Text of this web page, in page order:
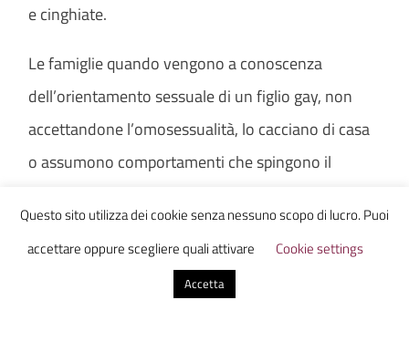
e cinghiate.
Le famiglie quando vengono a conoscenza
dell’orientamento sessuale di un figlio gay, non
accettandone l’omosessualità, lo cacciano di casa
o assumono comportamenti che spingono il
Malgrado la nostra società stia crescendo e
Questo sito utilizza dei cookie senza nessuno scopo di lucro. Puoi
accettare oppure scegliere quali attivare
Cookie settings
Accetta